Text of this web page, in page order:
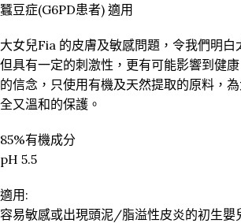
蠶豆症(G6PD患者) 適用
大女兒Fia 的皮膚及敏感問題，令我們明白
但具有一定的刺激性，更有可能影響到健
的信念，只使用有機及天然提取的原料，
全又溫和的保護。
85%有機成分
pH 5.5
適用:
容易敏感或出現頭泥/脂溢性皮炎的初生嬰